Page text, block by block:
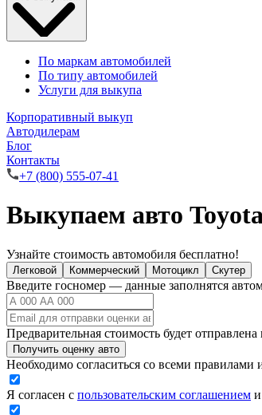
По маркам автомобилей
По типу автомобилей
Услуги для выкупа
Корпоративный выкуп
Автодилерам
Блог
Контакты
+7 (800) 555-07-41
Выкупаем авто
Узнайте стоимость автомобиля бесплатно!
Легковой Коммерческий Мотоцикл Скутер
Введите госномер — данные заполнятся
Предварительная стоимость будет
Получить оценку авто
Необходимо согласиться со всеми
Я согласен с пользовательским соглашением и